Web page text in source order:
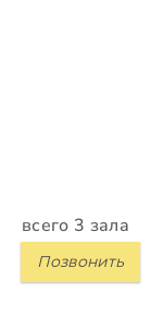
всего 3 зала
Позвонить